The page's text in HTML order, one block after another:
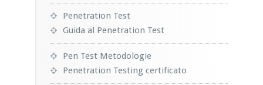
Penetration Test
Guida al Penetration Test
Pen Test Metodologie
Penetration Testing certificato